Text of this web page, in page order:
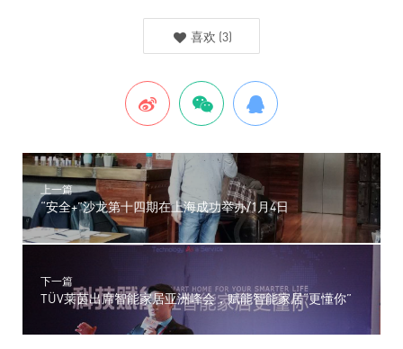
喜欢 (3)
上一篇
“安全+”沙龙第十四期在上海成功举办/1月4日
下一篇
TÜV莱茵出席智能家居亚洲峰会，赋能智能家居“更懂你”